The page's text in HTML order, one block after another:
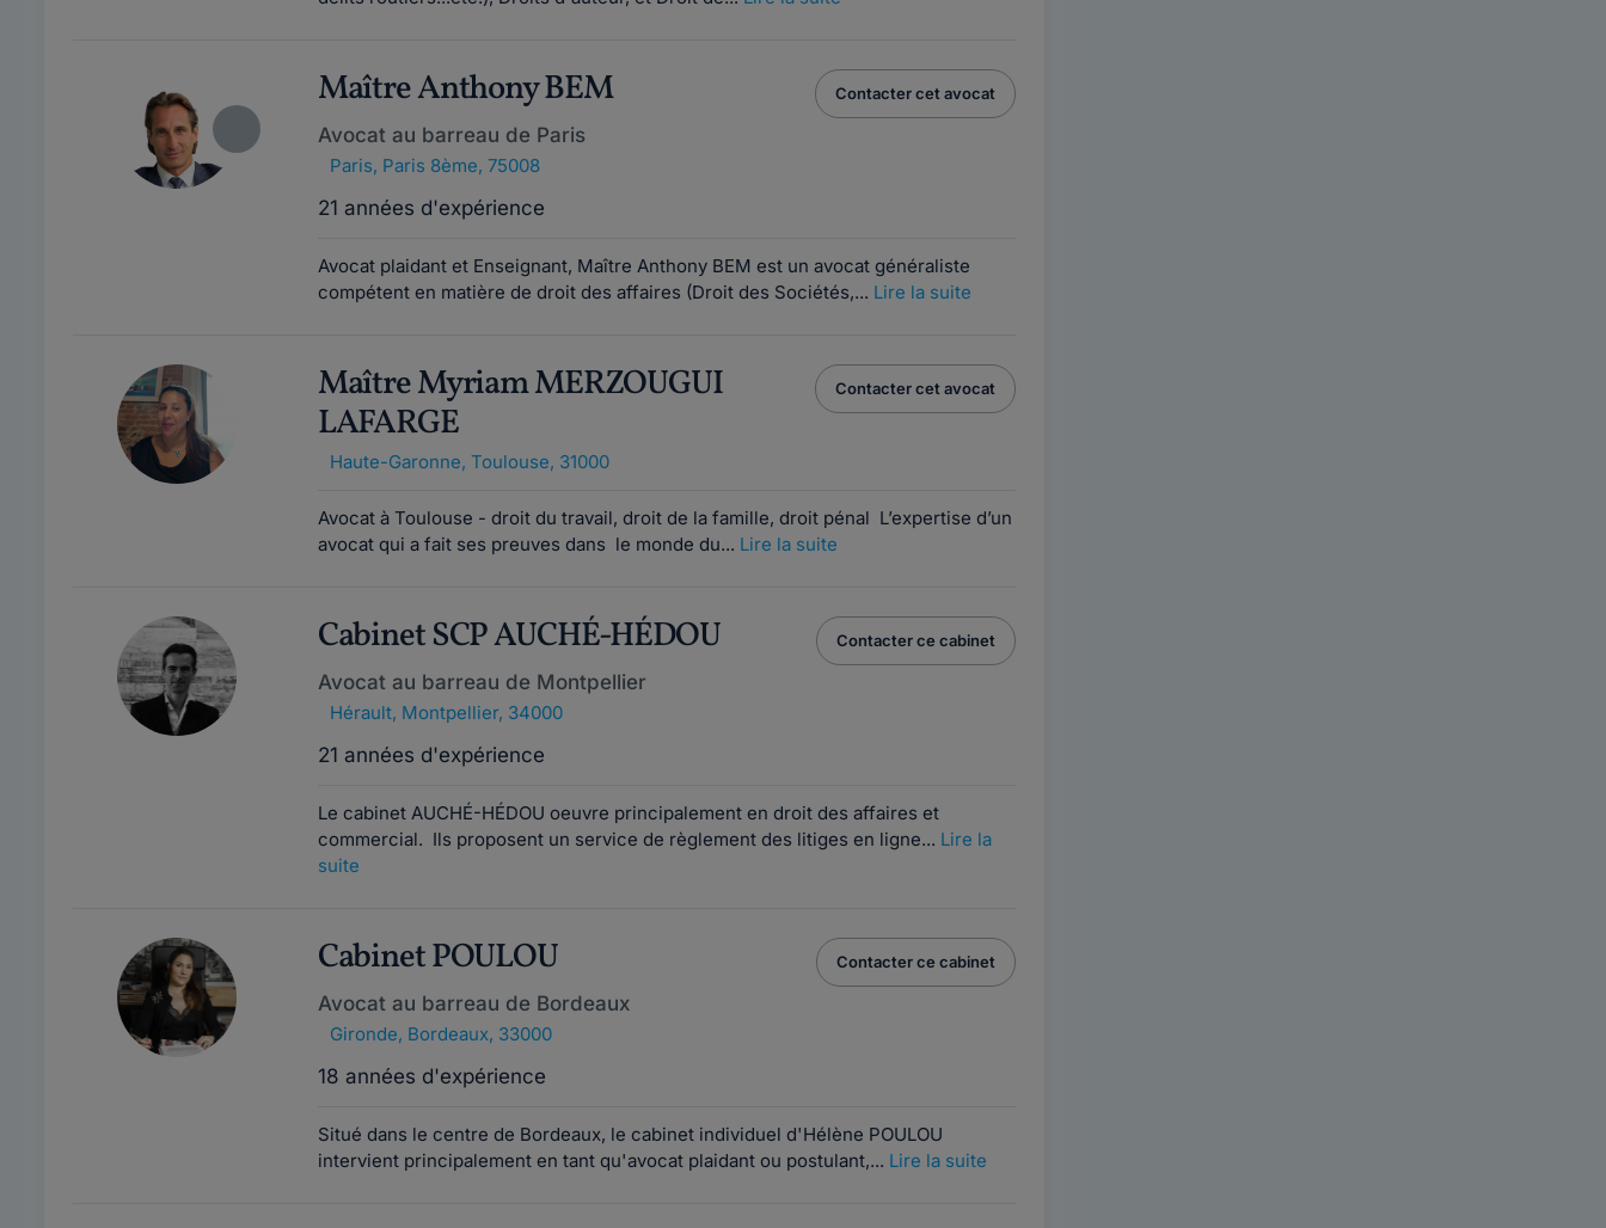
Maître Anthony BEM
Avocat au barreau de Paris
Paris, Paris 8ème, 75008
21 années d'expérience
Contacter cet avocat
Avocat plaidant et Enseignant, Maître Anthony BEM est un avocat généraliste
compétent en matière de droit des affaires (Droit des Sociétés,... Lire la suite
Maître Myriam MERZOUGUI
LAFARGE
Haute-Garonne, Toulouse, 31000
Contacter cet avocat
Avocat à Toulouse - droit du travail, droit de la famille, droit pénal L’expertise d’un
avocat qui a fait ses preuves dans le monde du... Lire la suite
Cabinet SCP AUCHÉ-HÉDOU
Avocat au barreau de Montpellier
Hérault, Montpellier, 34000
21 années d'expérience
Contacter ce cabinet
Le cabinet AUCHÉ-HÉDOU oeuvre principalement en droit des affaires et
commercial. Ils proposent un service de règlement des litiges en ligne... Lire la
suite
Cabinet POULOU
Avocat au barreau de Bordeaux
Gironde, Bordeaux, 33000
18 années d'expérience
Contacter ce cabinet
Situé dans le centre de Bordeaux, le cabinet individuel d'Hélène POULOU
intervient principalement en tant qu'avocat plaidant ou postulant,... Lire la suite